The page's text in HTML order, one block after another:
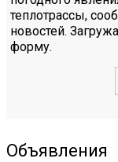
теплотрассы,
новостей.
форму.
Объявления